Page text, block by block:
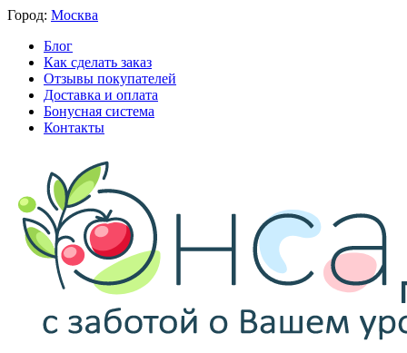
Город: Москва
Блог
Как сделать заказ
Отзывы покупателей
Доставка и оплата
Бонусная система
Контакты